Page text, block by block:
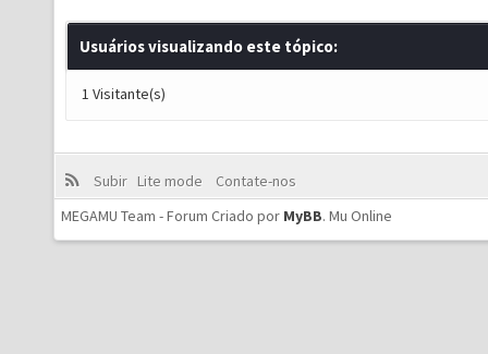
Usuários visualizando este tópico:
1 Visitante(s)
Subir Lite mode
Contate-nos
MEGAMU Team - Forum Criado por MyBB. Mu Online